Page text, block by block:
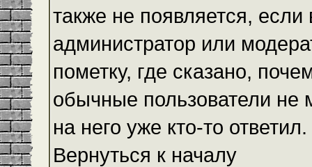
также не появляется,
администратор или
пометку, где сказано,
обычные пользователи не
на него уже кто-то ответил.
Вернуться к началу